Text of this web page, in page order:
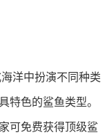
洋中扮演不同种类
特色的鲨鱼类型。
可免费获得顶级鲨